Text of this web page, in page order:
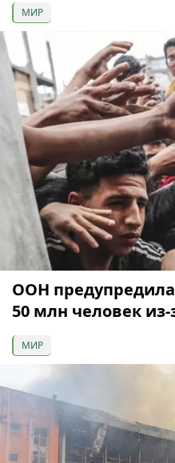
МИР
ООН
50 млн человек
МИР